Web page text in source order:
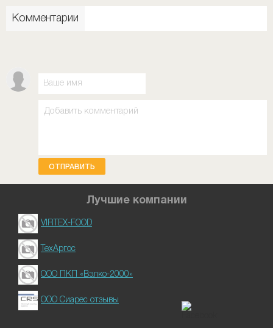
Комментарии
ОТПРАВИТЬ
Лучшие компании
VIRTEX-FOOD
ТехАргос
ООО ПКП «Вэлко-2000»
ООО Сиарес отзывы